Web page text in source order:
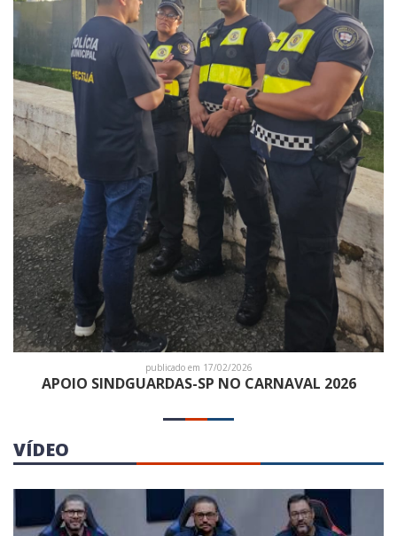
publicado em 17/02/2026
APOIO SINDGUARDAS-SP NO CARNAVAL 2026
VÍDEO